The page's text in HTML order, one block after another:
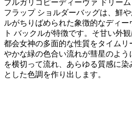
ブルガリコピーディーヴァ ドリー
フラップ ショルダーバッグは、鮮
ルがちりばめられた象徴的なディ
ト バックルが特徴です。そ甘い外
都会女神の多面的な性質をタイム
やかな緑の色合い流れが彗星のよ
を横切って流れ、あらゆる質感に染
とした色調を作り出します。